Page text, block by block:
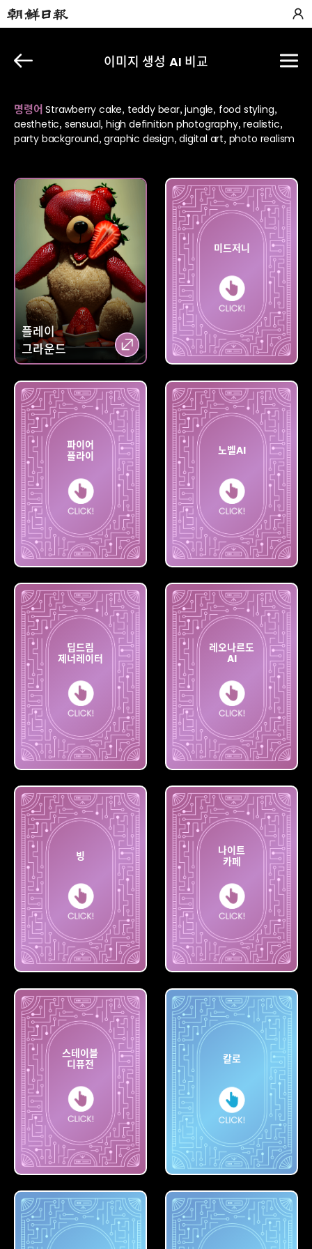
이미지 생성 AI 비교
명령어 Strawberry cake, teddy bear, jungle, food styling,
aesthetic, sensual, high definition photography, realistic,
party background, graphic design, digital art, photo realism
플레이
그라운드
플레이
그라운드
미드저니
미드저니
파이어
플라이
파이어
플라이
노벨AI
노벨AI
딥드림
제너레이터
딥드림
제너레이터
레오나르도
AI
레오나르도
AI
빙
빙
나이트카페
나이트
카페
스테이블
디퓨전
스테이블
디퓨전
칼로
칼로